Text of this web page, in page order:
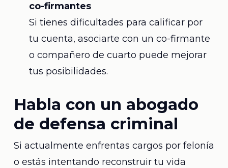
co-firmantes
Si tienes dificultades para calificar por
tu cuenta, asociarte con un co-firmante
o compañero de cuarto puede mejorar
tus posibilidades.
Habla con un abogado
de defensa criminal
Si actualmente enfrentas cargos por felonía
o estás intentando reconstruir tu vida